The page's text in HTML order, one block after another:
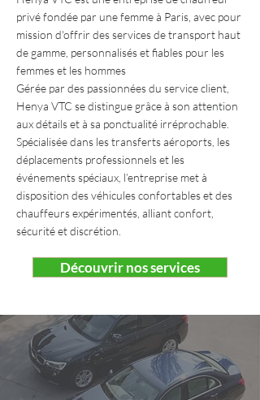
privé fondée par une femme à Paris, avec pour
mission d'offrir des services de transport haut
de gamme, personnalisés et fiables pour les
femmes et les hommes
Gérée par des passionnées du service client,
Henya VTC se distingue grâce à son attention
aux détails et à sa ponctualité irréprochable.
Spécialisée dans les transferts aéroports, les
déplacements professionnels et les
événements spéciaux, l’entreprise met à
disposition des véhicules confortables et des
chauffeurs expérimentés, alliant confort,
sécurité et discrétion.
Découvrir nos services